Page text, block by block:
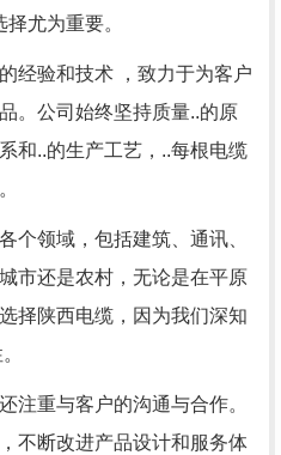
尤为重要。
经验和技术 ，致力于为客户
。公司始终坚持质量..的原
和..的生产工艺，..每根电缆
个领域，包括建筑、通讯、
市还是农村，无论是在平原
择陕西电缆，因为我们深知
注重与客户的沟通与合作。
不断改进产品设计和服务体